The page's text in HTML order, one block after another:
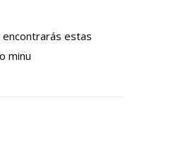
encontrarás estas
minu